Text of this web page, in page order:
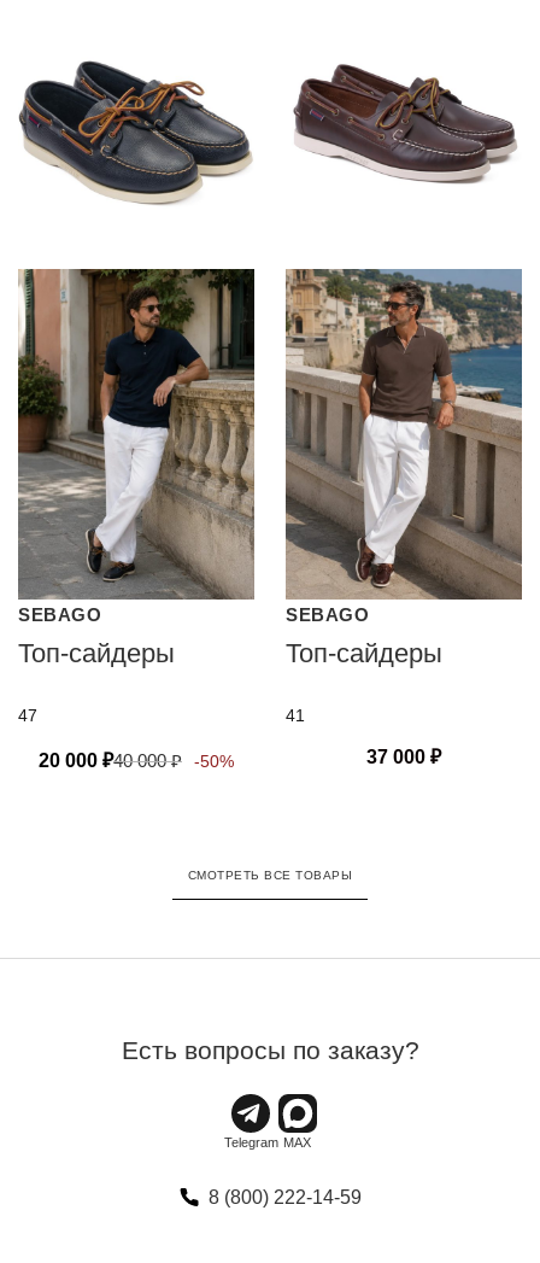
SEBAGO
Топ-сайдеры
47
20 000 ₽40 000₽ -50%
SEBAGO
Топ-сайдеры
41
37 000 ₽
СМОТРЕТЬ ВСЕ ТОВАРЫ
Есть вопросы по заказу?
8 (800) 222-14-59